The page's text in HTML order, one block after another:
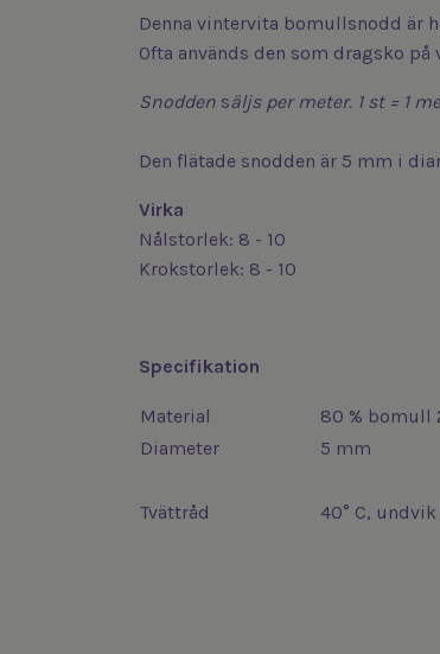
Denna vintervita bomullsnodd är
Ofta används den som dragsko
Snodden säljsper meter. 1 st = 1
Den flätade snodden är 5 mm i
Virka
Nålstorlek: 8 - 10
Krokstorlek: 8 - 10
Specifikation
Material
80 % bomull
Diameter
5 mm
Tvättråd 40° C,